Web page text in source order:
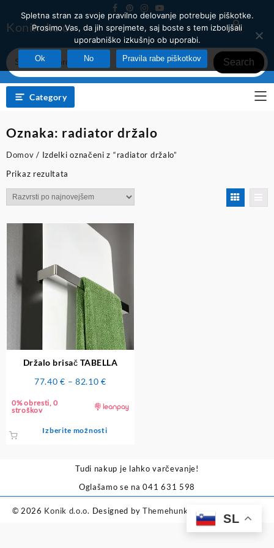
content
Konik d.o.o.
Search
Category
Oznaka: radiator držalo
Domov / Izdelki označeni z “radiator držalo”
Prikaz rezultata
Držalo brisač TABELLA
77.40€ – 82.10€Cenovni
od
do
0% obresti, 0
stroškov
Izberite možnosti
več
Možnosti
lahko
izberete
Tudi nakup je lahko varčevanje!
Oglašamo se na 041 631 598
© 2026 Konik d.o.o. Designed by Themehunk WordPress Theme
SL
Spletna stran za svoje pravilno delovanje potrebuje piškotke.
Prosimo Vas, da jih sprejmete, saj boste s tem izboljšali
uporabniško izkušnjo ob uporabi.
Ok No Pravila rabe piškotkov